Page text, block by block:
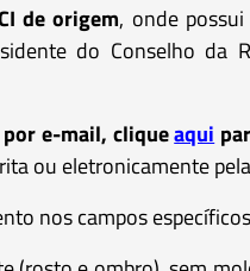
de origem, onde
do Conselho da
por e-mail, cliqueaqui
ou eletronicamente
nos campos